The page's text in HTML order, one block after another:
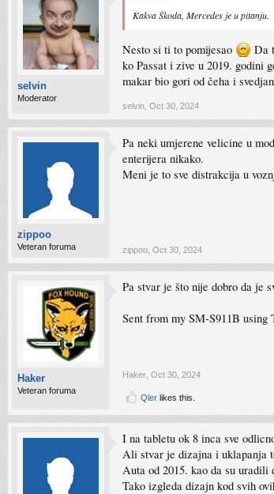
selvin
Moderator
Kakva Škoda, Mercedes je u pitanju.
Nesto si ti to pomijesao
Da
ko Passat i zive u 2019. godini
makar bio gori od čeha i
selvin Oct 30, 2024
zippoo
Veteran foruma
Pa neki umjerene velicine u
enterijera nikako.
Meni je to sve distrakcija u
zippoo Oct 30, 2024
Haker
Veteran foruma
Pa stvar je što nije dobro da je
Sent from my SM-S911B using
Haker Oct 30, 2024
Qler likes this.
I na tabletu ok 8 inca sve
Ali stvar je dizajna i uklapanja
Auta od 2015. kao da su
Tako izgleda dizajn kod svih